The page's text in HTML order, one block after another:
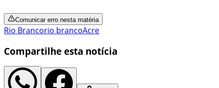
Comunicar erro nesta matéria
Rio Brancorio brancoAcre
Compartilhe esta notícia